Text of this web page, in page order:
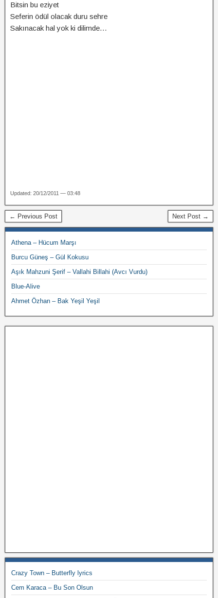
Bitsin bu eziyet
Seferin ödül olacak duru sehre
Sakınacak hal yok ki dilimde…
Updated: 20/12/2011 — 03:48
← Previous Post Next Post →
Athena – Hücum Marşı
Burcu Güneş – Gül Kokusu
Aşık Mahzuni Şerif – Vallahi Billahi (Avcı Vurdu)
Blue-Alive
Ahmet Özhan – Bak Yeşil Yeşil
Crazy Town – Butterfly lyrics
Cem Karaca – Bu Son Olsun